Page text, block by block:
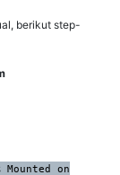
berikut step-
on